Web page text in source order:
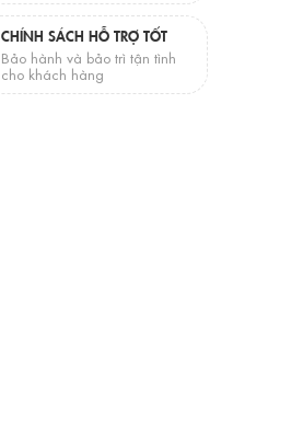
CHÍNH SÁCH HỖ TRỢ TỐT
Bảo hành và bảo trì tận tình
cho khách hàng